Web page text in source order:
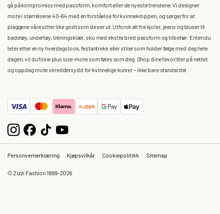
gå på kompromiss med passform, komfort eller de nyeste trendene. Vi designer
mote i størrelsene 40–64 med en forståelse for kvinnekroppen, og sørger for at
plaggene våre sitter like godt som de ser ut. Utforsk alt fra kjoler, jeans og bluser til
badetøy, undertøy, treningsklær, sko med ekstra bred passform og tilbehør. Enten du
leter etter en ny hverdagslook, festantrekk eller stiler som holder følge med deg hele
dagen, vil du finne plus size-mote som føles som deg. Shop dine favoritter på nettet
og oppdag mote skreddersydd for kvinnelige kurver – ikke bare standarder.
Personvernerklæring Kjøpsvilkår Cookiepolitikk Sitemap
© Zizzi Fashion 1999-2026